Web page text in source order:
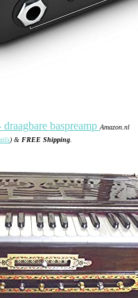
baspreamp Amazon.nl
) & FREE Shipping